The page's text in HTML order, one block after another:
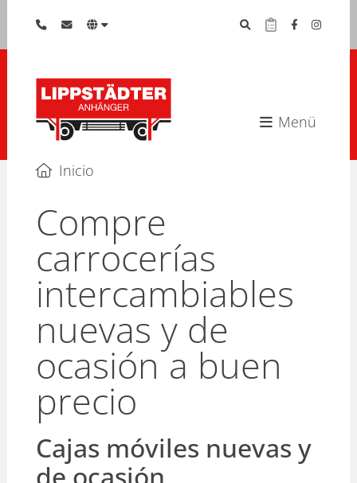
Menü
Inicio
Compre
carrocerías
intercambiables
nuevas y de
ocasión a buen
precio
Cajas móviles nuevas y